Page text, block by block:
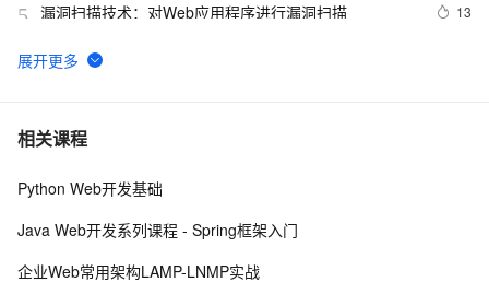
5 漏洞扫描技术：对Web应用程序进行漏洞扫描 13
6
7 ctfshow-WEB-web14( 利用数据库读写功能读取网站敏感
8 Python：使用PyJWT实现JSON Web Tokens加密解密
相关课程
Python Web开发基础
Java Web开发系列课程 - Spring框架入门
企业Web常用架构LAMP-LNMP实战